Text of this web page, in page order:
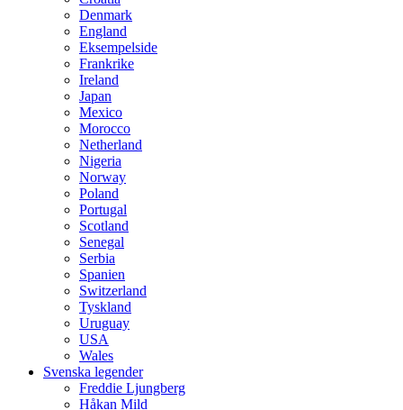
Denmark
England
Eksempelside
Frankrike
Ireland
Japan
Mexico
Morocco
Netherland
Nigeria
Norway
Poland
Portugal
Scotland
Senegal
Serbia
Spanien
Switzerland
Tyskland
Uruguay
USA
Wales
Svenska legender
Freddie Ljungberg
Håkan Mild